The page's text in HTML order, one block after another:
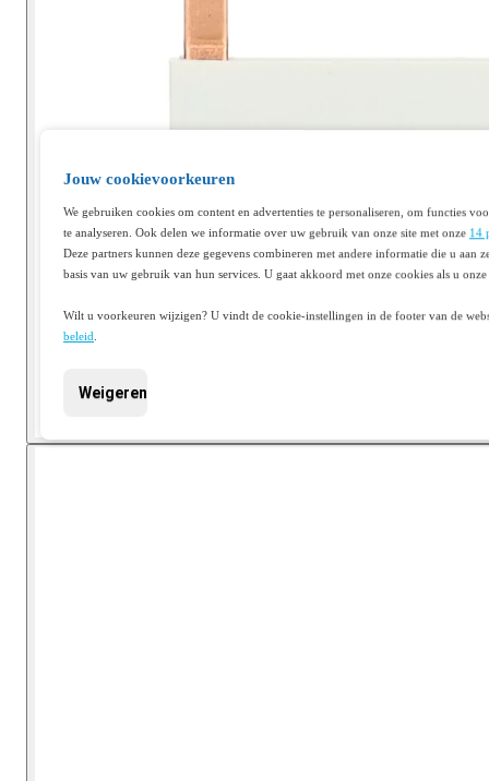
Jouw cookievoorkeuren
We gebruiken cookies om content en advertenties te personaliseren, om functies
te analyseren. Ook delen we informatie over uw gebruik van onze site met onze 14
Deze partners kunnen deze gegevens combineren met andere informatie die u aan
basis van uw gebruik van hun services. U gaat akkoord met onze cookies als u
Wilt u voorkeuren wijzigen? U vindt de cookie-instellingen in de footer van de
beleid
Weigeren